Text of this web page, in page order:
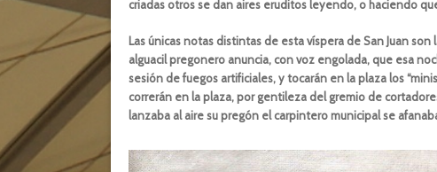
criadas otros se dan aires eruditos leyendo, o haciendo
Las únicas notas distintas de esta víspera de San Juan
alguacil pregonero anuncia, con voz engolada, que esa
sesión de fuegos artificiales, y tocarán en la plaza los
correrán en la plaza, por gentileza del gremio de
lanzaba al aire su pregón el carpintero municipal se